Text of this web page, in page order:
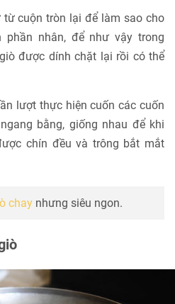
từ cuộn tròn lại để làm sao cho
nhân, để như vậy trong
được dính chặt lại rồi có thể
lượt thực hiện cuốn các cuốn
bằng, giống nhau để khi
chín đều và trông bắt mắt
chay nhưng siêu ngon.